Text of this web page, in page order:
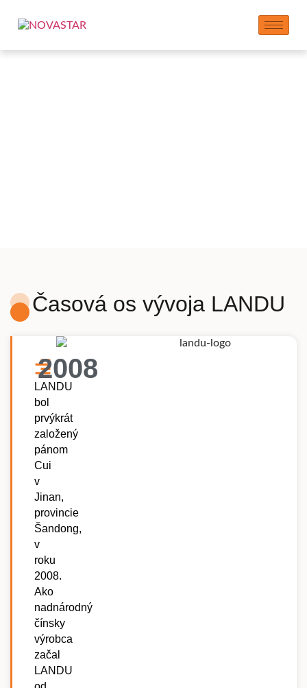
Časová os vývoja LANDU
2008
LANDU
bol
prvýkrát
založený
pánom
Cui
v
Jinan,
provincie
Šandong,
v
roku
2008.
Ako
nadnárodný
čínsky
výrobca
začal
LANDU